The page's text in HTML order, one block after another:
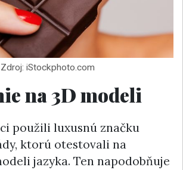
iStockphoto.com
na 3D modeli
použili luxusnú značku
ktorú otestovali na
jazyka. Ten napodobňuje